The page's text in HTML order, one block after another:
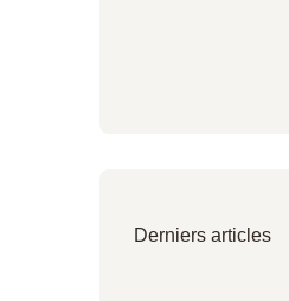
Derniers articles